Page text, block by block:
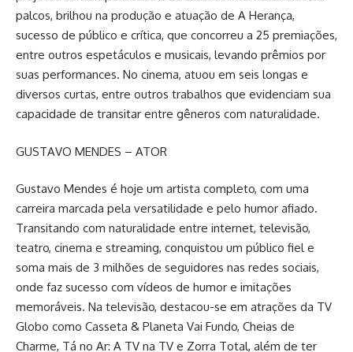
palcos, brilhou na produção e atuação de A Herança,
sucesso de público e crítica, que concorreu a 25 premiações,
entre outros espetáculos e musicais, levando prêmios por
suas performances. No cinema, atuou em seis longas e
diversos curtas, entre outros trabalhos que evidenciam sua
capacidade de transitar entre gêneros com naturalidade.
GUSTAVO MENDES – ATOR
Gustavo Mendes é hoje um artista completo, com uma
carreira marcada pela versatilidade e pelo humor afiado.
Transitando com naturalidade entre internet, televisão,
teatro, cinema e streaming, conquistou um público fiel e
soma mais de 3 milhões de seguidores nas redes sociais,
onde faz sucesso com vídeos de humor e imitações
memoráveis. Na televisão, destacou-se em atrações da TV
Globo como Casseta & Planeta Vai Fundo, Cheias de
Charme, Tá no Ar: A TV na TV e Zorra Total, além de ter